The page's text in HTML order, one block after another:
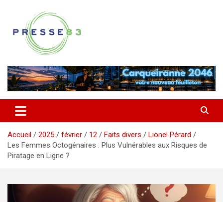
contenu
Presse 83
Accueil 2025 février 12 Faits divers
Lionel Pérard
Les Femmes Octogénaires : Plus Vulnérables aux Risques de
Piratage en Ligne ?